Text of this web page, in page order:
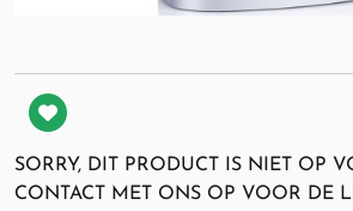
SORRY, DIT PRODUCT IS NIET OP
CONTACT MET ONS OP VOOR DE